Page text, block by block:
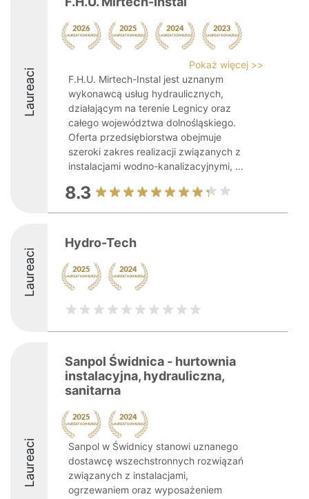
Laureaci
Pokaż więcej >>
F.H.U. Mirtech-Instal jest uznanym
wykonawcą usług hydraulicznych,
działającym na terenie Legnicy oraz
całego województwa dolnośląskiego.
Oferta przedsiębiorstwa obejmuje
szeroki zakres realizacji związanych z
instalacjami wodno-kanalizacyjnymi, ...
8.3
Laureaci
Hydro-Tech
Laureaci
Sanpol Świdnica - hurtownia
instalacyjna, hydrauliczna,
sanitarna
Sanpol w Świdnicy stanowi uznanego
dostawcę wszechstronnych rozwiązań
związanych z instalacjami,
ogrzewaniem oraz wyposażeniem